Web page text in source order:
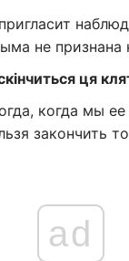
не
ця
когда мы
закончить
ad